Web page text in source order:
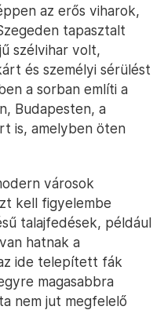
az erős viharok,
tapasztalt
szélvihar volt,
és személyi sérülést
a sorban említi a
Budapesten, a
is, amelyben öten
városok
kell figyelembe
talajfedések, például
hatnak a
ide telepített fák
magasabbra
nem jut megfelelő